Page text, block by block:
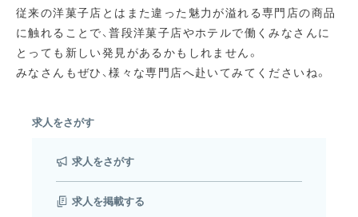
従来の洋菓子店とはまた違った魅力が溢れる専門店の商品
に触れることで、普段洋菓子店やホテルで働くみなさんに
とっても新しい発見があるかもしれません。
みなさんもぜひ、様々な専門店へ赴いてみてくださいね。
求人をさがす
求人をさがす
求人を掲載する